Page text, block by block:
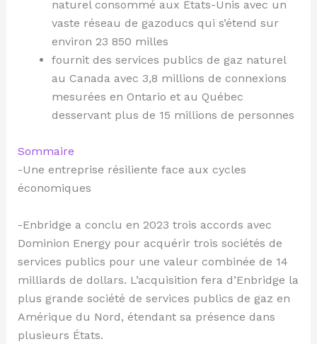
naturel consommé aux États-Unis avec un
vaste réseau de gazoducs qui s’étend sur
environ 23 850 milles
fournit des services publics de gaz naturel
au Canada avec 3,8 millions de connexions
mesurées en Ontario et au Québec
desservant plus de 15 millions de personnes
Sommaire
-Une entreprise résiliente face aux cycles
économiques
-Enbridge a conclu en 2023 trois accords avec
Dominion Energy pour acquérir trois sociétés de
services publics pour une valeur combinée de 14
milliards de dollars. L’acquisition fera d’Enbridge la
plus grande société de services publics de gaz en
Amérique du Nord, étendant sa présence dans
plusieurs États.